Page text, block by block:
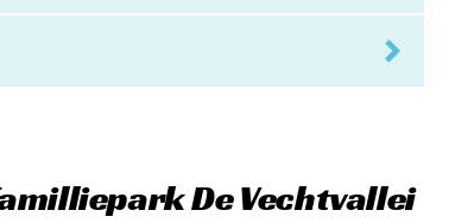
De Vechtvallei